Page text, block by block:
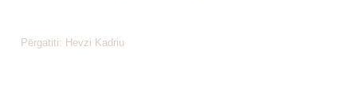
Përgatiti: Hevzi Kadriu